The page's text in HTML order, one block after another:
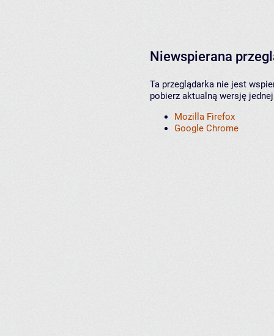
Niewspierana
Ta przeglądarka nie jest
pobierz aktualną wersję
Mozilla Firefox
Google Chrome